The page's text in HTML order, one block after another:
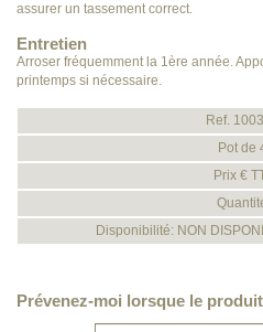
assurer un tassement correct.
Entretien
Arroser fréquemment la 1ère année.
printemps si nécessaire.
Ref.
Pot de
Prix €
Disponibilité: NON
Prévenez-moi lorsque le